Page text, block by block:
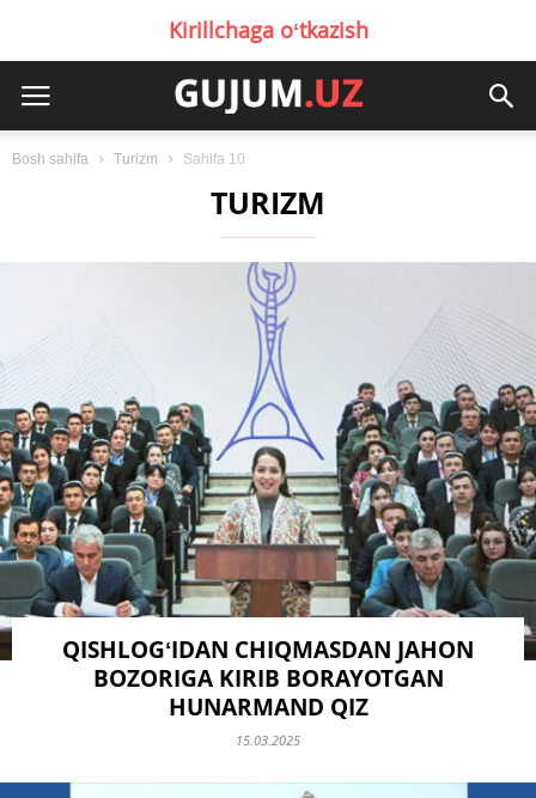
Kirillchaga oʻtkazish
Bosh sahifa Turizm Sahifa 10
TURIZM
QISHLOGʻIDAN CHIQMASDAN JAHON
BOZORIGA KIRIB BORAYOTGAN
HUNARMAND QIZ
15.03.2025